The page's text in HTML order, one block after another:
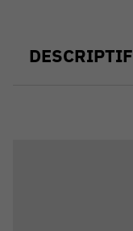
DESCRIPTIF